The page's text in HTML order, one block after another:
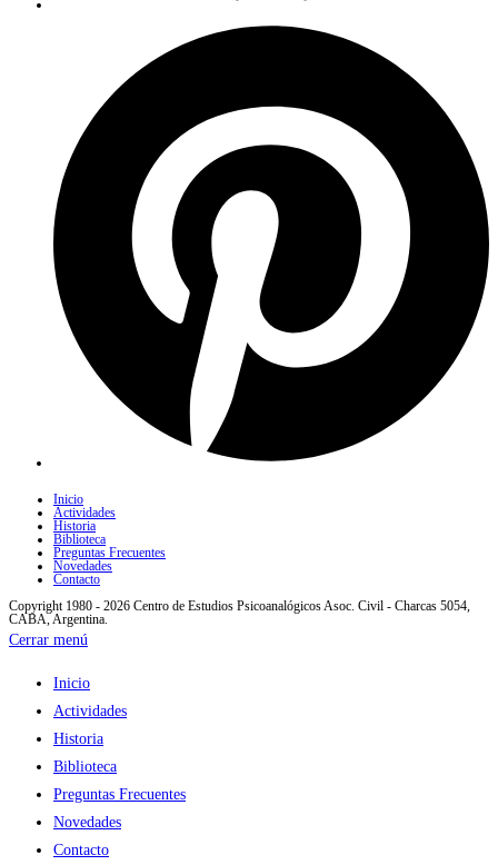
Inicio
Actividades
Historia
Biblioteca
Preguntas Frecuentes
Novedades
Contacto
Copyright 1980 - 2026 Centro de Estudios Psicoanalógicos Asoc. Civil - Charcas 5054,
CABA, Argentina.
Cerrar menú
Inicio
Actividades
Historia
Biblioteca
Preguntas Frecuentes
Novedades
Contacto